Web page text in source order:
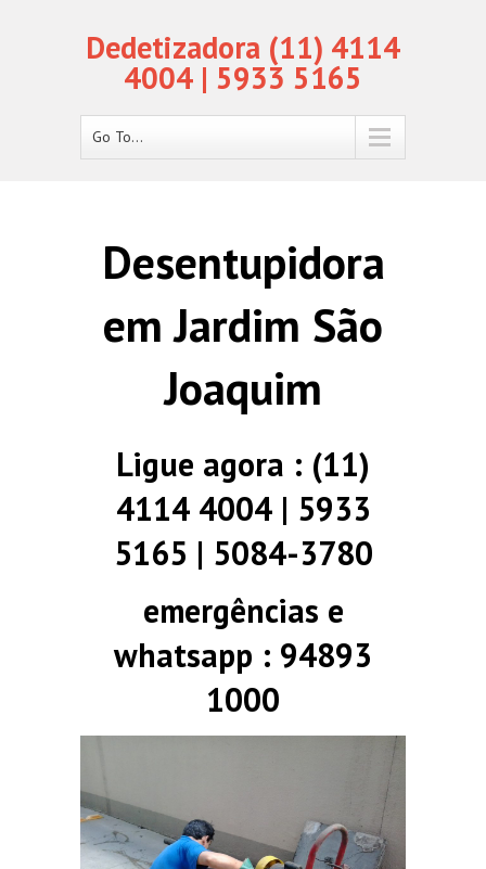
Dedetizadora (11) 4114
4004 | 5933 5165
Go To...
Desentupidora
em Jardim São
Joaquim
Ligue agora : (11)
4114 4004 | 5933
5165 | 5084-3780
emergências e
whatsapp : 94893
1000